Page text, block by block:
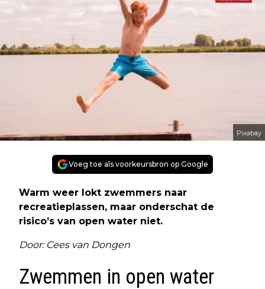
Pixabay
Voeg toe als voorkeursbron op Google
Warm weer lokt zwemmers naar
recreatieplassen, maar onderschat de
risico’s van open water niet.
Door: Cees van Dongen
Zwemmen in open water